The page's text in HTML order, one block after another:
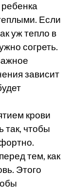
Если
уж тепло в
согреть.
зависит
крови
так, чтобы
тем, как
Этого